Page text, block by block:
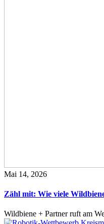
Mai 14, 2026
Zähl mit: Wie viele
Wildbiene + Partner ruft am